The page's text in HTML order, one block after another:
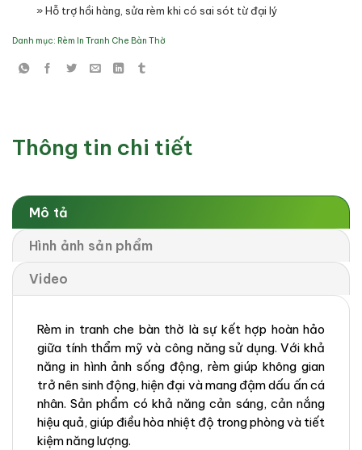
» Hỗ trợ hồi hàng, sửa rèm khi có sai sót từ đại lý
Danh mục: Rèm In Tranh Che Bàn Thờ
Thông tin chi tiết
Mô tả
Hình ảnh sản phẩm
Video
Rèm in tranh che bàn thờ là sự kết hợp hoàn hảo
giữa tính thẩm mỹ và công năng sử dụng. Với khả
năng in hình ảnh sống động, rèm giúp không gian
trở nên sinh động, hiện đại và mang đậm dấu ấn cá
nhân. Sản phẩm có khả năng cản sáng, cản nắng
hiệu quả, giúp điều hòa nhiệt độ trong phòng và tiết
kiệm năng lượng.